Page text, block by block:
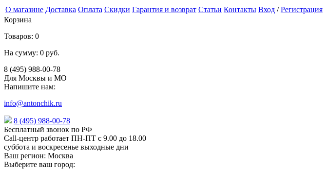
О магазине Доставка Оплата Скидки Гарантия и возврат Статьи Контакты Вход /Регистрация
Корзина
Товаров: 0
На сумму: 0 руб.
8 (495) 988-00-78
Для Москвы и МО
Напишите нам:
info@antonchik.ru
8 (495) 988-00-78
Бесплатный звонок по РФ
Call-центр работает ПН-ПТ с 9.00 до 18.00
суббота и воскресенье выходные дни
Ваш регион: Москва
Выберите ваш город: